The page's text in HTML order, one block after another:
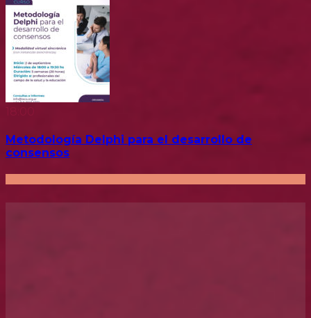
Metodología Delphi para el desarrollo de
consensos